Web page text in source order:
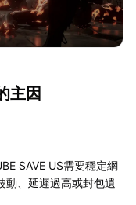
主因
SAVE US需要穩定網
動、延遲過高或封包遺